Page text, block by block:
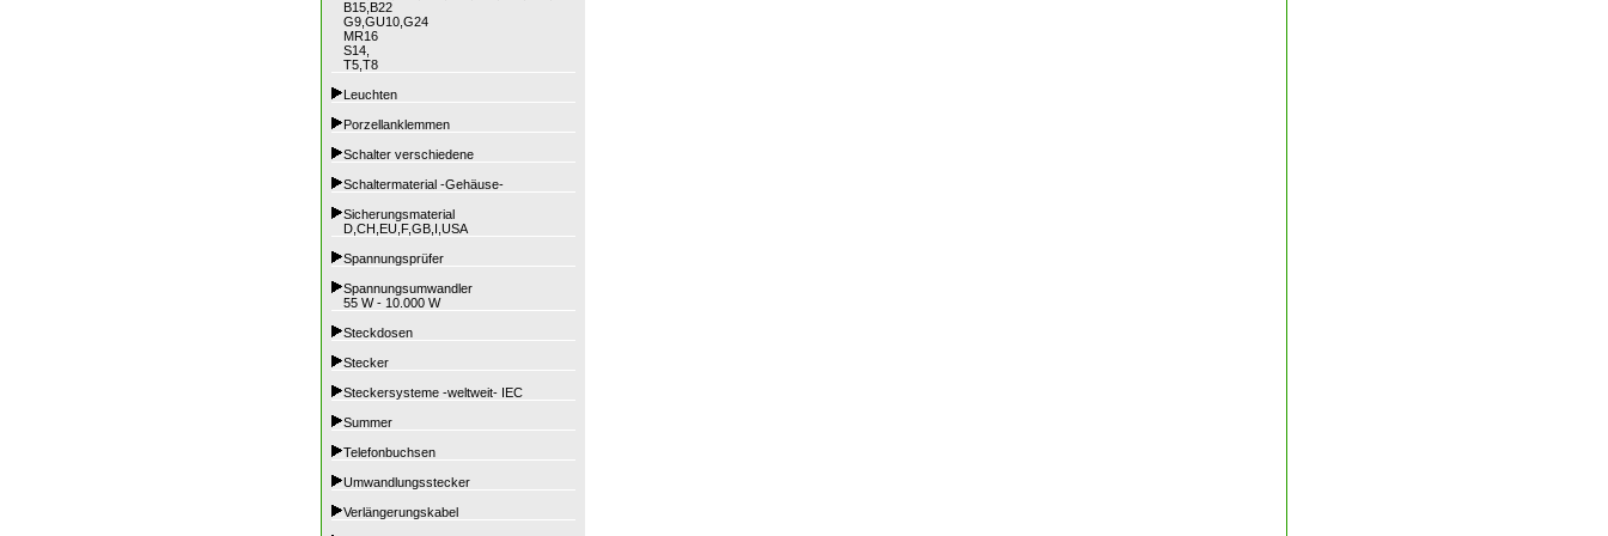
B15,B22
G9,GU10,G24
MR16
S14,
T5,T8
Leuchten
Porzellanklemmen
Schalter verschiedene
Schaltermaterial -Gehäuse-
Sicherungsmaterial
D,CH,EU,F,GB,I,USA
Spannungsprüfer
Spannungsumwandler
55 W - 10.000 W
Steckdosen
Stecker
Steckersysteme -weltweit- IEC
Summer
Telefonbuchsen
Umwandlungsstecker
Verlängerungskabel